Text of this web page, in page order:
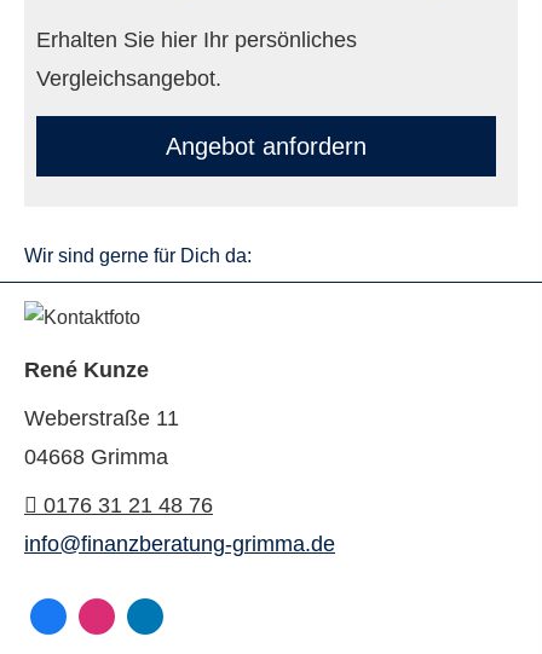
Erhalten Sie hier Ihr persönliches
Vergleichsangebot.
An­ge­bot an­for­dern
Wir sind gerne für Dich da:
René Kunze
Weberstraße 11
04668 Grimma
0176 31 21 48 76
info@finanzberatung-grimma.de